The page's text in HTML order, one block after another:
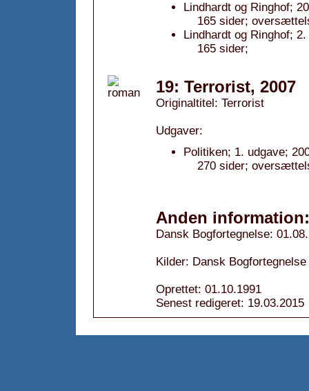
Lindhardt og Ringhof;
165 sider;
Lindhardt og Ringhof;
165 sider;
19: Terrorist, 2007
Originaltitel: Terrorist
Udgaver:
Politiken; 1. udgave;
270 sider;
Anden information:
Dansk Bogfortegnelse:
Kilder: Dansk Bogfortegnelse
Oprettet: 01.10.1991
Senest redigeret: 19.03.2015